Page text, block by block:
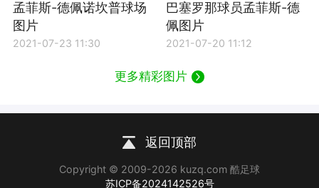
孟菲斯-德佩诺坎普球场
图片
2021-07-23 11:30
巴塞罗那球员孟菲斯-德
佩图片
2021-07-20 11:12
更多精彩图片
返回顶部
Copyright © 2009-2026 kuzq.com 酷足球
苏ICP备2024142526号